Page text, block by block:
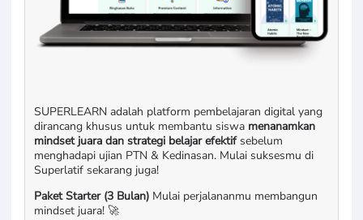
SUPERLEARN adalah platform pembelajaran digital yang
dirancang khusus untuk membantu siswa menanamkan
mindset juara dan strategi belajar efektifsebelum
menghadapi ujian PTN & Kedinasan. Mulai suksesmu di
Superlatif sekarang juga!
Paket Starter (3 Bulan) Mulai perjalananmu membangun
mindset juara! 🚀